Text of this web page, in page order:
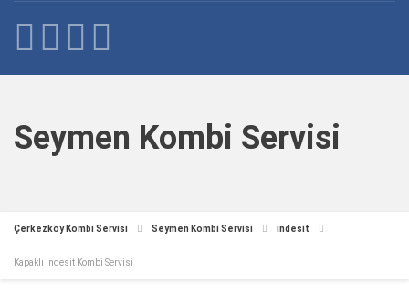
Seymen Kombi Servisi
Çerkezköy Kombi Servisi Seymen Kombi Servisi indesit
Kapaklı İndesit Kombi Servisi